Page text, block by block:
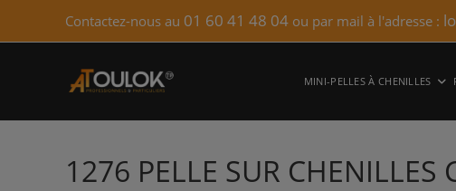
Contactez-nous au 01 60 41 48 04 ou par mail à l'adresse :
MINI-PELLES À CHENILLES
1276 PELLE SUR CHENILLES